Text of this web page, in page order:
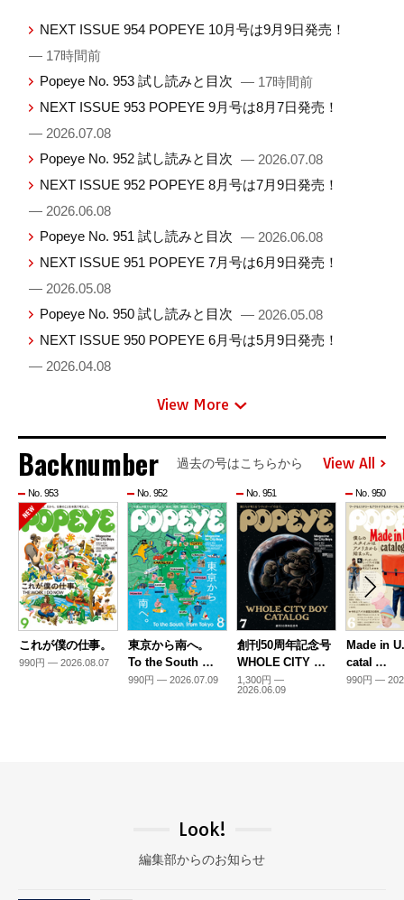
NEXT ISSUE 954 POPEYE 10月号は9月9日発売！
— 17時間前
Popeye No. 953 試し読みと目次 — 17時間前
NEXT ISSUE 953 POPEYE 9月号は8月7日発売！
— 2026.07.08
Popeye No. 952 試し読みと目次 — 2026.07.08
NEXT ISSUE 952 POPEYE 8月号は7月9日発売！
— 2026.06.08
Popeye No. 951 試し読みと目次 — 2026.06.08
NEXT ISSUE 951 POPEYE 7月号は6月9日発売！
— 2026.05.08
Popeye No. 950 試し読みと目次 — 2026.05.08
NEXT ISSUE 950 POPEYE 6月号は5月9日発売！
— 2026.04.08
View More
Backnumber 過去の号はこちらから View All
No. 953
これが僕の仕事。
990円 — 2026.08.07
No. 952
東京から南へ。
To the South …
990円 — 2026.07.09
No. 951
創刊50周年記念号
WHOLE CITY …
1,300円 —
2026.06.09
No. 950
Made in
catal …
990円 —
Look!
編集部からのお知らせ